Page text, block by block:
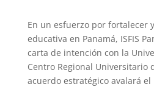
En un esfuerzo por fortalecer
educativa en Panamá, ISFIS
carta de intención con la
Centro Regional Universitario
acuerdo estratégico avalará